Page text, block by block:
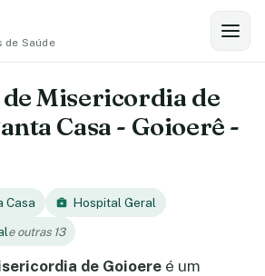
de Saúde
de Misericordia de
Casa - Goioerê -
Casa
Hospital Geral
e outras 13
de Goioere é um